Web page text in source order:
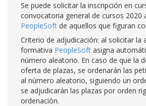
Se puede solicitar la inscripción en
convocatoria general de cursos 2020
PeopleSoft de aquellos que figuran
Criterio de adjudicación: al solicitar la
formativa PeopleSoft asigna
número aleatorio. En caso de que la
oferta de plazas, se ordenarán las
al número aleatorio, siguiendo un
se adjudicarán las plazas por orden
ordenación.